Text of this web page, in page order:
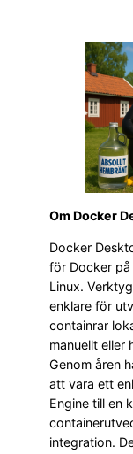
Om Docker
Docker
för Docker på
Linux.
enklare för
containrar
manuellt eller
Genom åren
att vara ett
Engine till en
integration.